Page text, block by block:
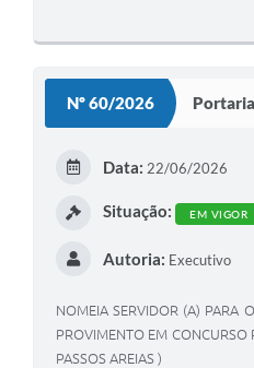
Nº 60/2026 Portaria
Data: 22/06/2026
Situação: EM VIGOR
Autoria: Executivo
NOMEIA SERVIDOR (A) PARA
PROVIMENTO EM
PASSOS AREIAS )